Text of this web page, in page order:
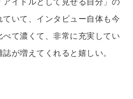
アイドルとして見せる自分」の
いて、インタビュー自体も今
べて濃くて、非常に充実してい
が増えてくれると嬉しい。